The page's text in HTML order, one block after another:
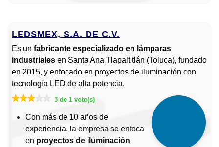
LEDSMEX, S.A. DE C.V.
Es un fabricante especializado en lámparas
industriales en Santa Ana Tlapaltitlán (Toluca), fundado
en 2015, y enfocado en proyectos de iluminación con
tecnología LED de alta potencia.
3 de 1 voto(s)
Con más de 10 años de
experiencia, la empresa se enfoca
en proyectos de iluminación